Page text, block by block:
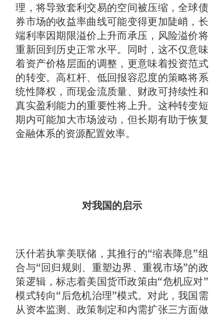
理，将导致套利交易的空间被压缩，全球债
券市场的收益率曲线可能变得更加陡峭，长
端利率因期限溢价上升而承压，风险溢价将
重新回到历史正常水平。同时，这不仅意味
着资产价格层面的调整，更意味着投资范式
的转变。高杠杆、低回报容忍度的策略将系
统性降权，而现金流质量、财政可持续性和
真实盈利能力的重要性将上升。这种转变短
期内可能加大市场波动，但长期有助于恢复
金融体系的资源配置效率。
对我国的启示
沃什若执掌美联储，其推行的“缩表降息”组
合与“回归规则、重塑边界、重视市场”的政
策逻辑，标志着美国货币政策由“危机应对”
模式转向“后危机治理”模式。对此，我国需
从资本监测、政策制定和内需扩张三方面做